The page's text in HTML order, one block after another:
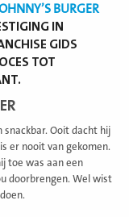
BURGER
IN
GIDS
TOT
snackbar. Ooit dacht hij
er nooit van gekomen.
toe was aan een
doorbrengen. Wel wist